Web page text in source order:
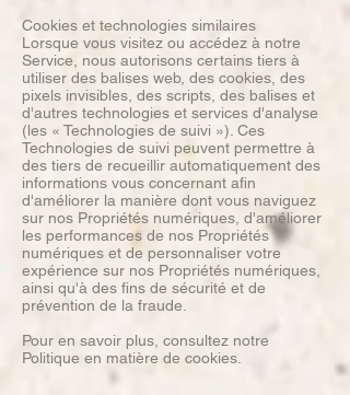
Cookies et technologies similaires
Lorsque vous visitez ou accédez à notre
Service, nous autorisons certains tiers à
utiliser des balises web, des cookies, des
pixels invisibles, des scripts, des balises et
d'autres technologies et services d'analyse
(les « Technologies de suivi »). Ces
Technologies de suivi peuvent permettre à
des tiers de recueillir automatiquement des
informations vous concernant afin
d'améliorer la manière dont vous naviguez
sur nos Propriétés numériques, d'améliorer
les performances de nos Propriétés
numériques et de personnaliser votre
expérience sur nos Propriétés numériques,
ainsi qu'à des fins de sécurité et de
prévention de la fraude.
Pour en savoir plus, consultez notre
Politique en matière de cookies.